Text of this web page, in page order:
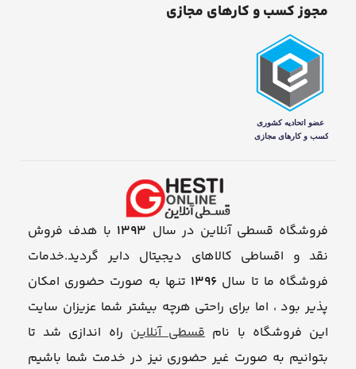
مجوز کسب و کارهای مجازی
فروشگاه قسطی آنلاین در سال 1393 با هدف فروش
نقد و اقساطی کالاهای دیجیتال دایر گردید.خدمات
فروشگاه ما تا سال 1396 تنها به صورت حضوری امکان
پذیر بود ، اما برای راحتی هرچه بیشتر شما عزیزان سایت
این فروشگاه با نامقسطی آنلاین راه اندازی شد تا
بتوانیم به صورت غیر حضوری نیز در خدمت شما باشیم